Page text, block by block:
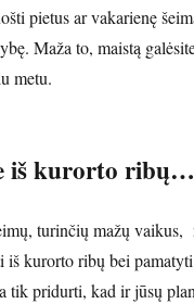
pietus ar vakarienę
Maža to, maistą
metu.
iš kurorto ribų…
turinčių mažų vaikus,
iš kurorto ribų bei
tik pridurti, kad ir jūsų